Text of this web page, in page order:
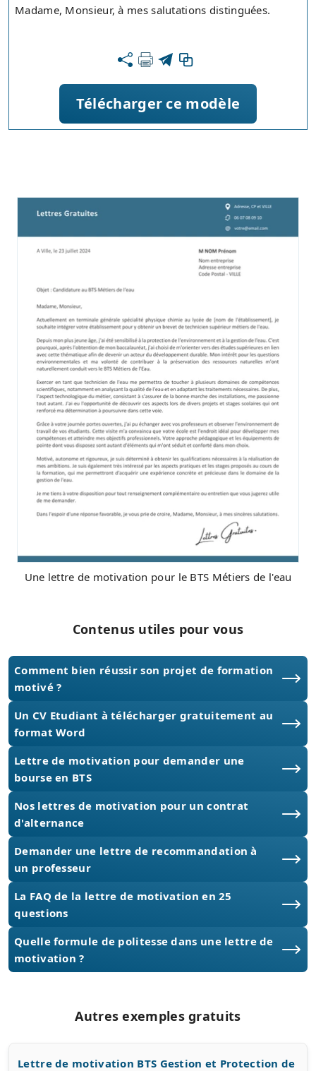
Madame, Monsieur, à mes salutations distinguées.
Télécharger ce modèle
Une lettre de motivation pour le BTS Métiers de l'eau
Contenus utiles pour vous
Comment bien réussir son projet de formation
motivé ?
Un CV Etudiant à télécharger gratuitement au
format Word
Lettre de motivation pour demander une
bourse en BTS
Nos lettres de motivation pour un contrat
d'alternance
Demander une lettre de recommandation à
un professeur
La FAQ de la lettre de motivation en 25
questions
Quelle formule de politesse dans une lettre de
motivation ?
Autres exemples gratuits
Lettre de motivation BTS Gestion et Protection de